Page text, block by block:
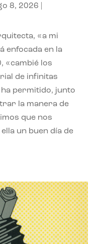
8, 2026
«a mi
enfocada en la
«cambié los
de infinitas
permitido, junto
la manera de
que nos
un buen día de